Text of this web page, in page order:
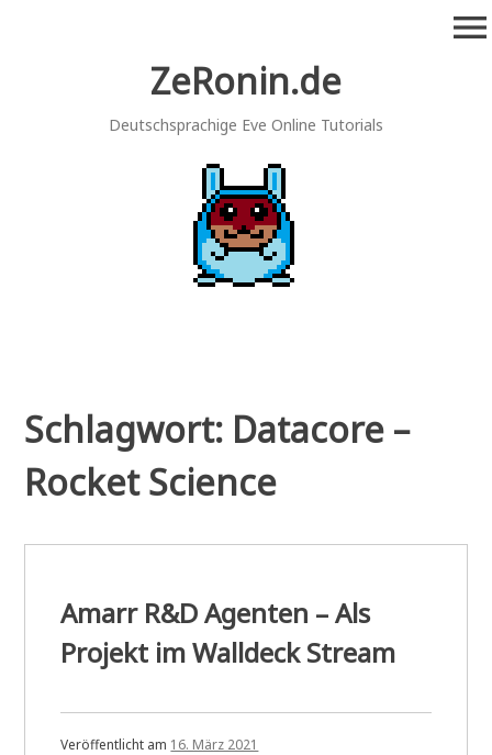
ZeRonin.de
Deutschsprachige Eve Online Tutorials
menu
Schlagwort: Datacore –
Rocket Science
Amarr R&D Agenten – Als
Projekt im Walldeck Stream
Veröffentlicht am 16. März 2021